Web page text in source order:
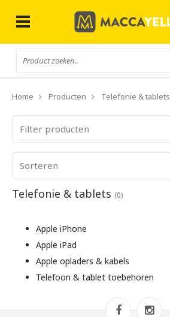
Home Producten Telefonie & tablets
Filter producten
Sorteren
Telefonie & tablets (0)
Apple iPhone
Apple iPad
Apple opladers & kabels
Telefoon & tablet toebehoren